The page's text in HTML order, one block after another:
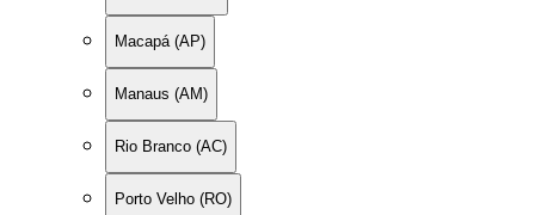
Macapá (AP)
Manaus (AM)
Rio Branco (AC)
Porto Velho (RO)